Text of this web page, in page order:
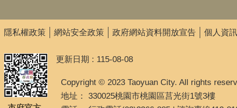
隱私權政策 網站安全政策 政府網站資料開放宣告 個人資
Copyright © 2023 Taoyuan City. All rights
地址： 330025桃園市桃園區莒光街1號3樓
更新日期 115-08-08